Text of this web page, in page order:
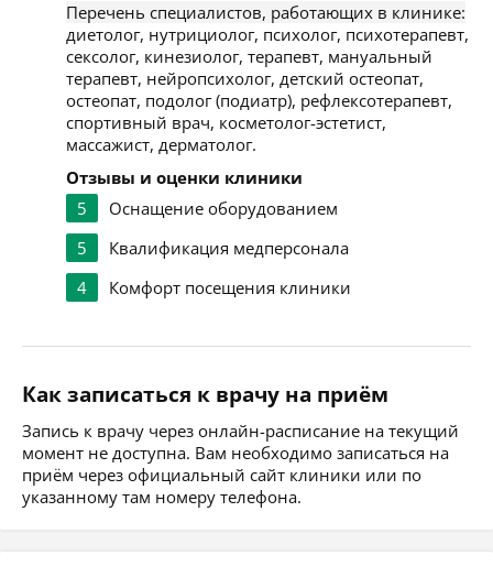
Перечень специалистов, работающих в клинике:
диетолог, нутрициолог, психолог, психотерапевт,
сексолог, кинезиолог, терапевт, мануальный
терапевт, нейропсихолог, детский остеопат,
остеопат, подолог (подиатр), рефлексотерапевт,
спортивный врач, косметолог-эстетист,
массажист, дерматолог.
Отзывы и оценки клиники
5
Оснащение оборудованием
5
Квалификация медперсонала
4
Комфорт посещения клиники
Как записаться к врачу на приём
Запись к врачу через онлайн-расписание на текущий
момент не доступна. Вам необходимо записаться на
приём через официальный сайт клиники или по
указанному там номеру телефона.